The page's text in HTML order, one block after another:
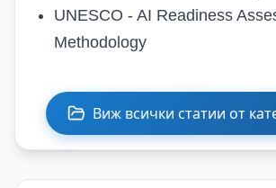
UNESCO - AI Readiness
Methodology
Виж всички статии от